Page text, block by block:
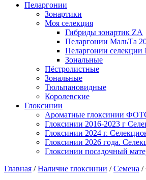
Пеларгонии
Зонартики
Моя селекция
Гибриды зонартик ZA
Пеларгонии МальТа
Пеларгонии селекции
Зональные
Пёстролистные
Зональные
Тюльпановидные
Королевские
Глоксинии
Ароматные глоксинии
Глоксинии 2016-2023 г
Глоксинии 2024 г.
Глоксинии 2026 года.
Глоксинии посадочный
Главная /Наличие глоксинии /Семена /